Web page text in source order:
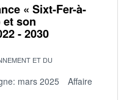
« Sixt-Fer-à-
et son
- 2030
ET DU
mars 2025
Affaire